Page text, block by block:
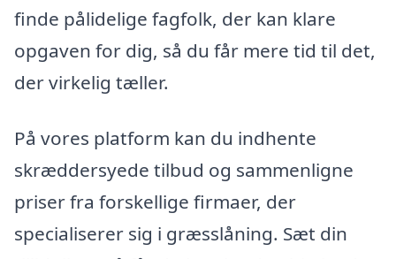
finde pålidelige fagfolk, der kan klare
opgaven for dig, så du får mere tid til det,
der virkelig tæller.
På vores platform kan du indhente
skræddersyede tilbud og sammenligne
priser fra forskellige firmaer, der
specialiserer sig i græsslåning. Sæt din